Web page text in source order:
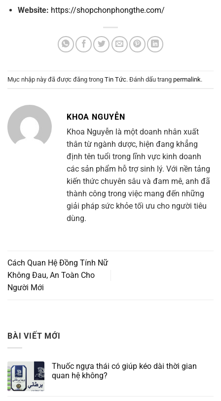
Website: https://shopchonphongthe.com/
Mục nhập này đã được đăng trong Tin Tức. Đánh dấu trang permalink.
KHOA NGUYỄN
Khoa Nguyễn là một doanh nhân xuất
thân từ ngành dược, hiện đang khẳng
định tên tuổi trong lĩnh vực kinh doanh
các sản phẩm hỗ trợ sinh lý. Với nền tảng
kiến thức chuyên sâu và đam mê, anh đã
thành công trong việc mang đến những
giải pháp sức khỏe tối ưu cho người tiêu
dùng.
Cách Quan Hệ Đồng Tính Nữ
Không Đau, An Toàn Cho
Người Mới
BÀI VIẾT MỚI
Thuốc ngựa thái có giúp kéo dài thời gian
quan hệ không?